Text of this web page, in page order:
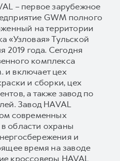
– первое зарубежное
GWM полного
на территории
«Узловая» Тульской
2019 года. Сегодня
комплекса
и включает цех
и сборки, цех
а также завод по
Завод HAVAL
современных
области охраны
и
время на заводе
кроссоверы HAVAL